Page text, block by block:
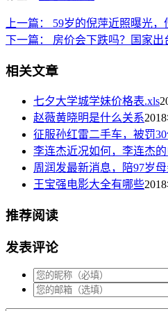
上一篇：
59岁的倪萍近照曝光
下一篇：
房价会下跌吗？国家出
相关文章
七夕大学城学妹价格表.xls
赵薇黄晓明是什么关系
征服孙红雷二手车，被罚
李连杰近况如何，李连杰
周润发最新消息，陪97岁
王宝强电影大全有哪些
推荐阅读
发表评论